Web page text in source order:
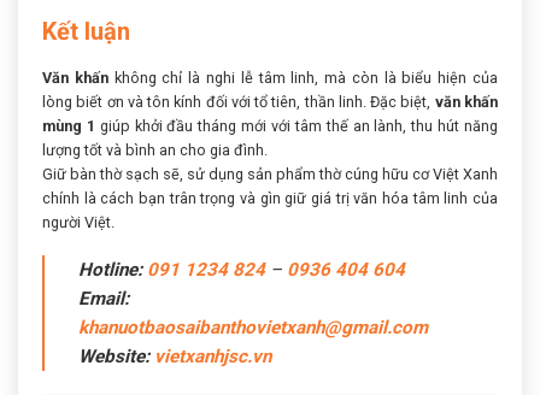
Kết luận
Văn khấnkhông chỉ là nghi lễ tâm linh, mà còn là biểu hiện của
lòng biết ơn và tôn kính đối với tổ tiên, thần linh. Đặc biệt, văn khấn
mùng 1 giúp khởi đầu tháng mới với tâm thế an lành, thu hút năng
lượng tốt và bình an cho gia đình.
Giữ bàn thờ sạch sẽ, sử dụng sản phẩm thờ cúng hữu cơ Việt Xanh
chính là cách bạn trân trọng và gìn giữ giá trị văn hóa tâm linh của
người Việt.
Hotline: 091 1234 824– 0936 404 604
Email:
khanuotbaosaibanthovietxanh@gmail.com
Website: vietxanhjsc.vn